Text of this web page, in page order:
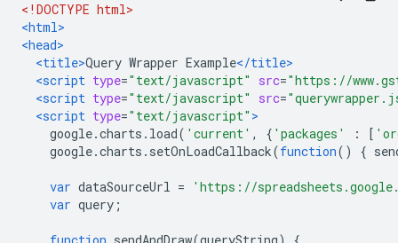
<!DOCTYPE html>
<html>
<head>
<title>Query Wrapper Example</title>
<script type="text/javascript" src="https://
<script type="text/javascript" src=
<script type="text/javascript" >
google.charts . load( 'current' , { 'packages' : [
google.charts . setOnLoadCallback(function() {
var dataSourceUrl =
'https://
var query ;